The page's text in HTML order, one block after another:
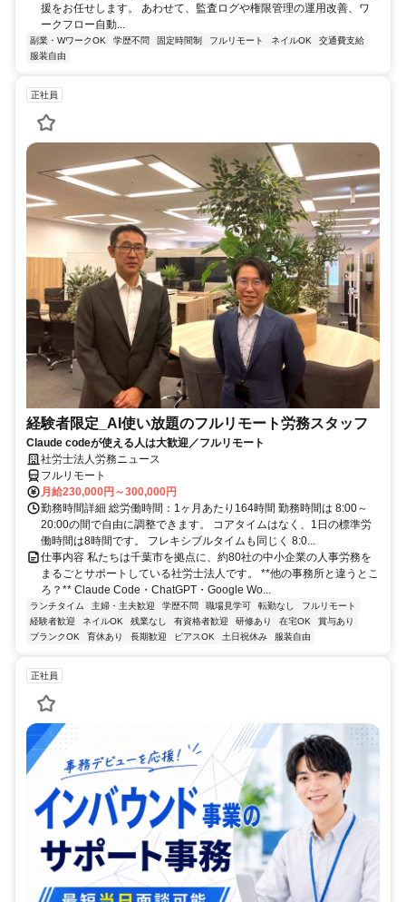
援をお任せします。 あわせて、監査ログや権限管理の運用改善、ワ
ークフロー自動...
副業・WワークOK 学歴不問 固定時間制 フルリモート ネイルOK
交通費支給
服装自由
正社員
経験者限定_AI使い放題のフルリモート労務スタッフ
Claude codeが使える人は大歓迎／フルリモート
社労士法人労務ニュース
フルリモート
月給230,000円～300,000円
勤務時間詳細 総労働時間：1ヶ月あたり164時間 勤務時間は 8:00～
20:00の間で自由に調整できます。 コアタイムはなく、1日の標準労
働時間は8時間です。 フレキシブルタイムも同じく 8:0...
仕事内容 私たちは千葉市を拠点に、約80社の中小企業の人事労務を
まるごとサポートしている社労士法人です。 **他の事務所と違うとこ
ろ？** Claude Code・ChatGPT・Google Wo...
ランチタイム 主婦・主夫歓迎 学歴不問 職場見学可 転勤なし
フルリモート
経験者歓迎
ネイルOK 残業なし 有資格者歓迎 研修あり 在宅OK
賞与あり
ブランクOK
育休あり 長期歓迎 ピアスOK 土日祝休み 服装自由
正社員